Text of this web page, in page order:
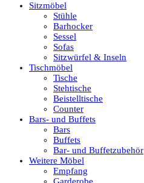
Sitzmöbel
Stühle
Barhocker
Sessel
Sofas
Sitzwürfel & Inseln
Tischmöbel
Tische
Stehtische
Beistelltische
Counter
Bars- und Buffets
Bars
Buffets
Bar- und Buffetzubehör
Weitere Möbel
Empfang